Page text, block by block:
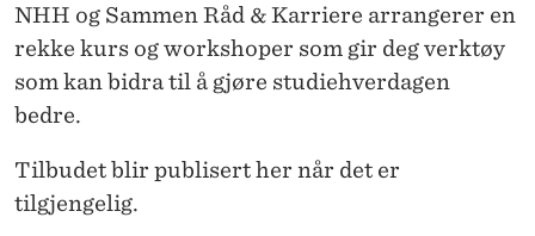
Ø
E
T
P
Å
NHH og Sammen Råd & Karriere arrangerer en
rekke kurs og workshoper som gir deg verktøy
som kan bidra til å gjøre studiehverdagen
bedre.
Tilbudet blir publisert her når det er
tilgjengelig.